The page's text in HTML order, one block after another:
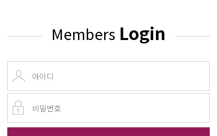
Members Login